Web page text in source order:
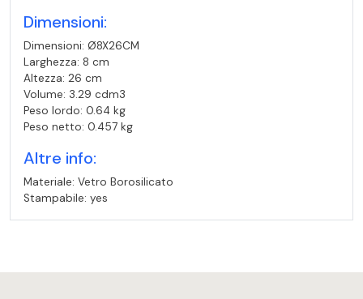
Dimensioni:
Dimensioni: Ø8X26CM
Larghezza: 8 cm
Altezza: 26 cm
Volume: 3.29 cdm3
Peso lordo: 0.64 kg
Peso netto: 0.457 kg
Altre info:
Materiale: Vetro Borosilicato
Stampabile: yes